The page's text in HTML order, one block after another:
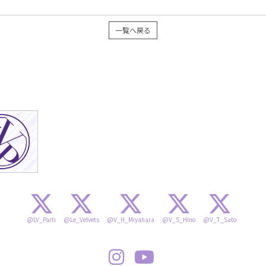
一覧へ戻る
@LV_Parti @Le_Velvets @V_H_Miyahara @V_S_Hino @V_T_Sato